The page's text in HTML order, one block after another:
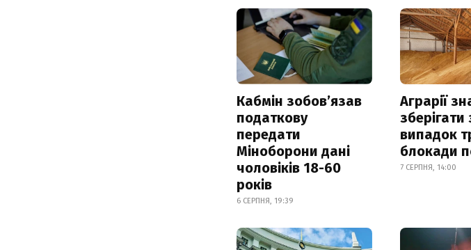
Кабмін зобовʼязав
податкову
передати
Міноборони дані
чоловіків 18-60
років
6 СЕРПНЯ, 19:39
Аграрії
випадок
блокади
7 СЕРПНЯ, 14:00